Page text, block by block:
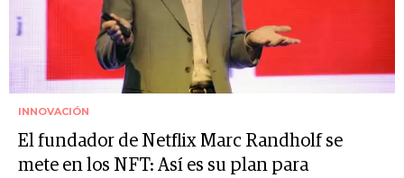
INNOVACIÓN
El fundador de Netflix Marc Randholf se
mete en los NFT: Así es su plan para